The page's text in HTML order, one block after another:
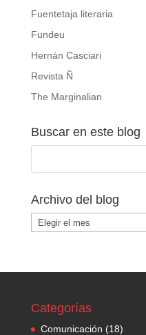
Fuentetaja literaria
Fundeu
Hernán Casciari
Revista Ñ
The Marginalian
Buscar en este blog
Archivo del blog
Archivo
del
Categorías
Comunicación (18)